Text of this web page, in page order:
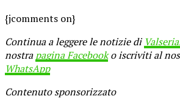
{jcomments on}
Continua a leggere le notizie di
nostrapagina Facebooko iscriviti al
WhatsApp
Contenuto sponsorizzato